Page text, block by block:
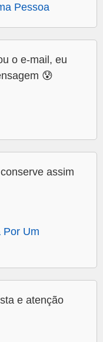
Pessoa
o e-mail, eu
😰
assim
Por Um
e atenção